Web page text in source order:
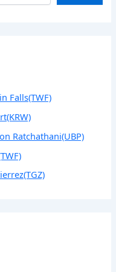
Falls(TWF)
Ratchathani(UBP)